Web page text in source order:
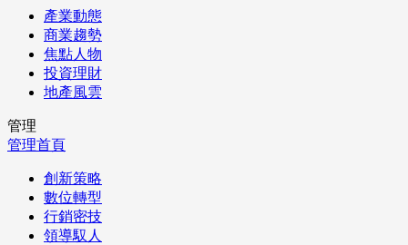
產業動態
商業趨勢
焦點人物
投資理財
地產風雲
管理
管理首頁
創新策略
數位轉型
行銷密技
領導馭人